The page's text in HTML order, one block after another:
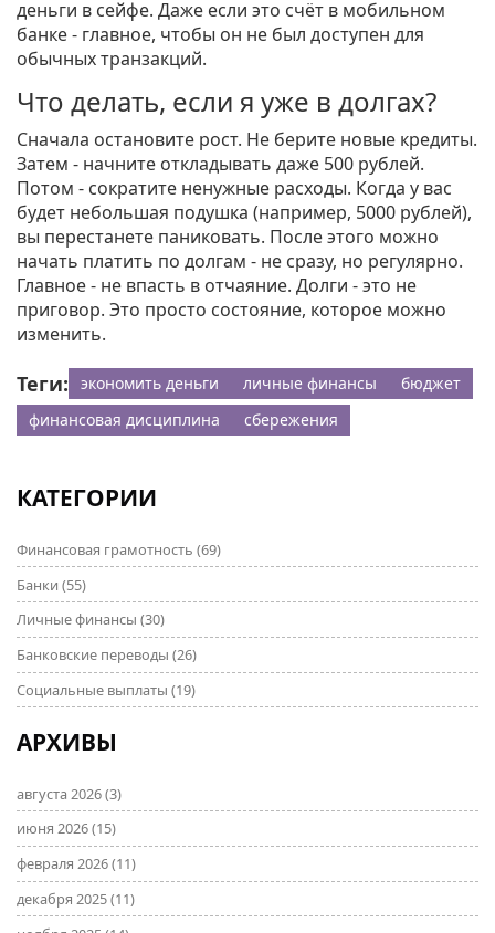
деньги в сейфе. Даже если это счёт в мобильном
банке - главное, чтобы он не был доступен для
обычных транзакций.
Что делать, если я уже в долгах?
Сначала остановите рост. Не берите новые кредиты.
Затем - начните откладывать даже 500 рублей.
Потом - сократите ненужные расходы. Когда у вас
будет небольшая подушка (например, 5000 рублей),
вы перестанете паниковать. После этого можно
начать платить по долгам - не сразу, но регулярно.
Главное - не впасть в отчаяние. Долги - это не
приговор. Это просто состояние, которое можно
изменить.
Теги: экономить деньги личные финансы
бюджет
финансовая дисциплина
сбережения
КАТЕГОРИИ
Финансовая грамотность (69)
Банки (55)
Личные финансы (30)
Банковские переводы (26)
Социальные выплаты (19)
АРХИВЫ
августа 2026(3)
июня 2026(15)
февраля 2026(11)
декабря 2025(11)